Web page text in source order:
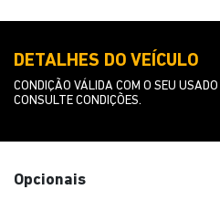
DETALHES DO VEÍCULO
CONDIÇÃO VÁLIDA COM O SEU
CONSULTE CONDIÇÕES.
Opcionais